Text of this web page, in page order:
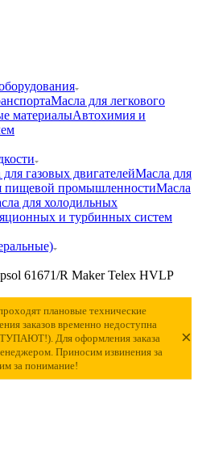
Масла для легкового
материалыАвтохимия и
газовых двигателейМасла для
пищевой промышленностиМасла
для холодильных
и турбинных систем
61671/R Maker Telex HVLP
плановые технические
заказов временно недоступна
Для оформления заказа
Приносим извинения за
за понимание!
×